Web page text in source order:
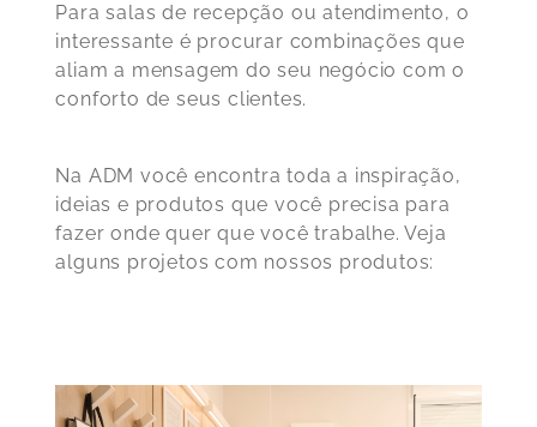
Para salas de recepção ou atendimento, o
interessante é procurar combinações que
aliam a mensagem do seu negócio com o
conforto de seus clientes.
Na ADM você encontra toda a inspiração,
ideias e produtos que você precisa para
fazer onde quer que você trabalhe. Veja
alguns projetos com nossos produtos: